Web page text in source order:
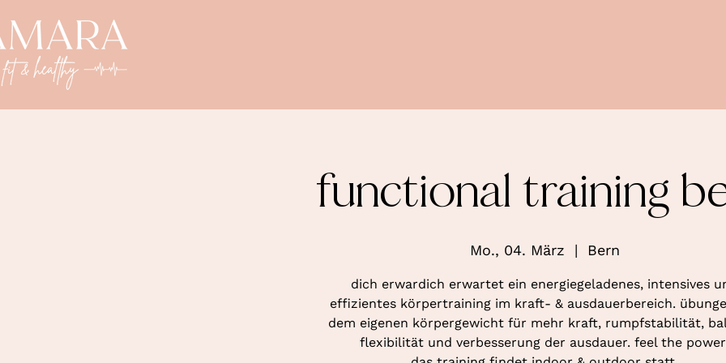
functional training
Mo., 04. März
  |
Bern
dich erwardich erwartet ein energiegeladenes, intensives
effizientes körpertraining im kraft- & ausdauerbereich.
dem eigenen körpergewicht für mehr kraft, rumpfstabilität,
flexibilität und verbesserung der ausdauer. feel the